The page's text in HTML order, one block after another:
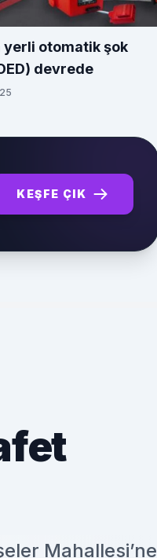
otomatik şok
devrede
KEŞFE ÇIK
Mahallesi’ne